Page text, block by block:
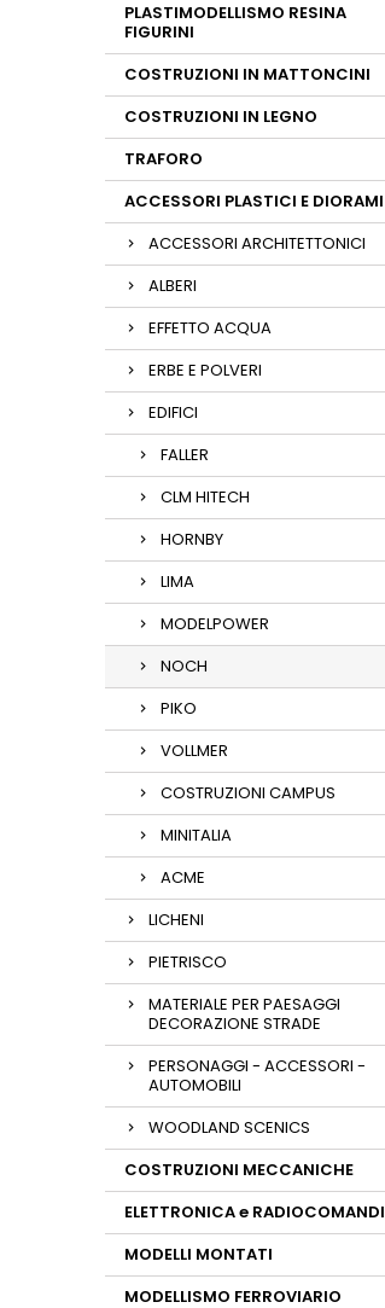
PLASTIMODELLISMO RESINA
FIGURINI
COSTRUZIONI IN MATTONCINI
COSTRUZIONI IN LEGNO
TRAFORO
ACCESSORI PLASTICI E DIORAMI
ACCESSORI ARCHITETTONICI
ALBERI
EFFETTO ACQUA
ERBE E POLVERI
EDIFICI
FALLER
CLM HITECH
HORNBY
LIMA
MODELPOWER
NOCH
PIKO
VOLLMER
COSTRUZIONI CAMPUS
MINITALIA
ACME
LICHENI
PIETRISCO
MATERIALE PER PAESAGGI
DECORAZIONE STRADE
PERSONAGGI - ACCESSORI -
AUTOMOBILI
WOODLAND SCENICS
COSTRUZIONI MECCANICHE
ELETTRONICA e RADIOCOMANDI
MODELLI MONTATI
MODELLISMO FERROVIARIO